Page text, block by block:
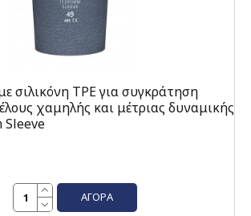
σιλικόνη TPE για συγκράτηση
χαμηλής και μέτριας δυναμικής
Sleeve
ΑΓΟΡΆ